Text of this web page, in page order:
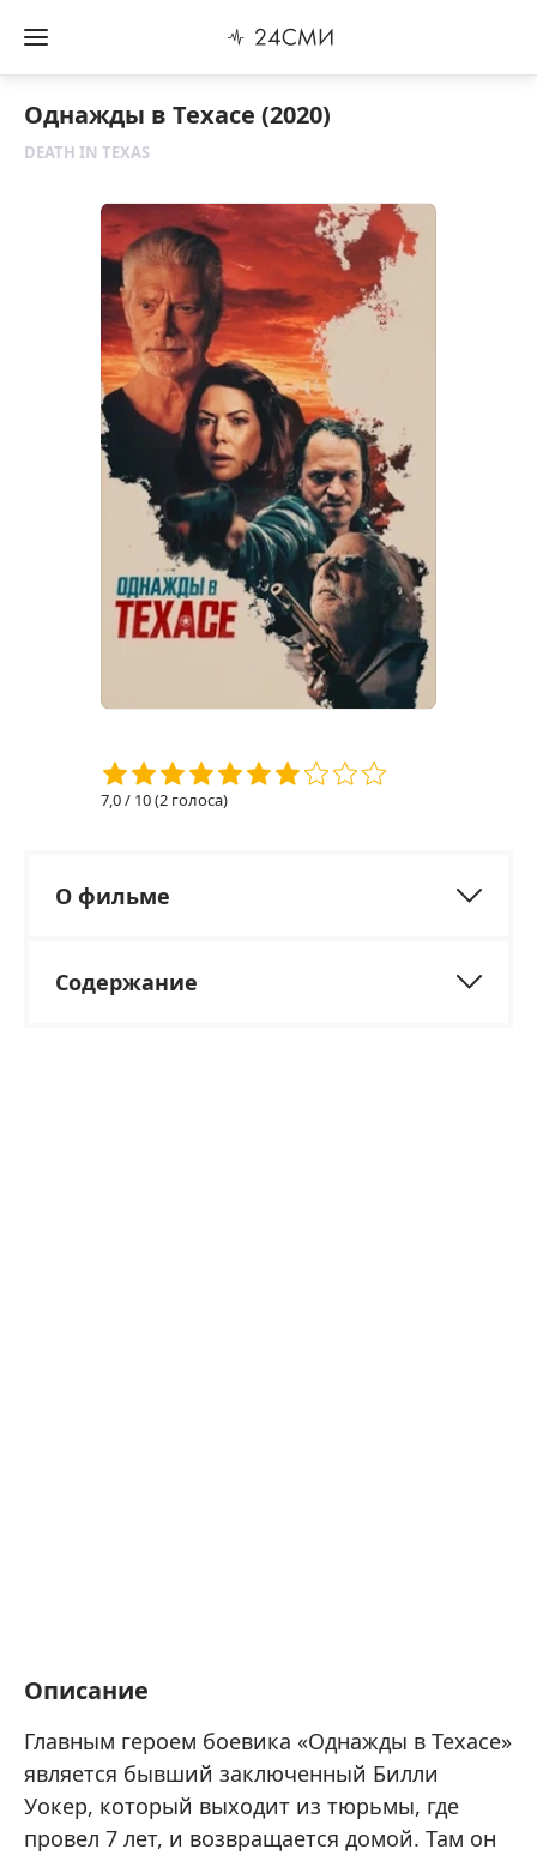
Однажды в Техасе (2020)
DEATH IN TEXAS
7,0/ 10 (2 голоса)
О фильме
Содержание
Описание
Главным героем боевика «Однажды в Техасе»
является бывший заключенный Билли
Уокер, который выходит из тюрьмы, где
провел 7 лет, и возвращается домой. Там он